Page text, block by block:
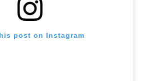
post on Instagram